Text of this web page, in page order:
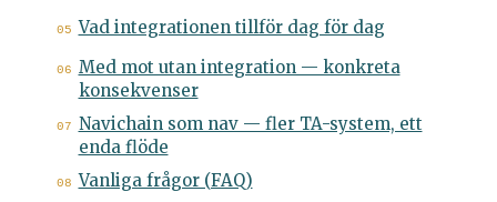
05 Vad integrationen tillför dag för dag
06 Med mot utan integration — konkreta
konsekvenser
07 Navichain som nav — fler TA-system, ett
enda flöde
08 Vanliga frågor (FAQ)